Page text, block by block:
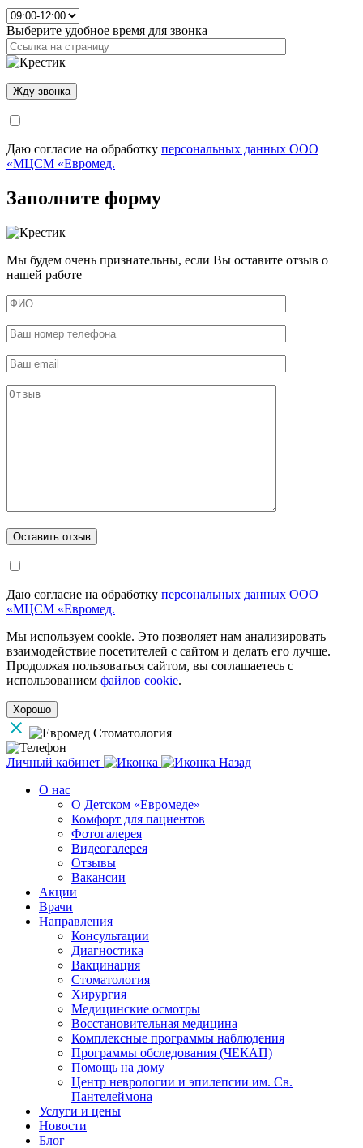
Выберите удобное время для звонка
Даю согласие на обработку персональных данных ООО
«МЦСМ «Евромед.
Заполните форму
Мы будем очень признательны, если Вы оставите отзыв о
нашей работе
Даю согласие на обработку персональных данных ООО
«МЦСМ «Евромед.
Мы используем cookie. Это позволяет нам анализировать
взаимодействие посетителей с сайтом и делать его лучше.
Продолжая пользоваться сайтом, вы соглашаетесь с
использованием файлов cookie.
Хорошо
Личный кабинет
Назад
О нас
О Детском «Евромеде»
Комфорт для пациентов
Фотогалерея
Видеогалерея
Отзывы
Вакансии
Акции
Врачи
Направления
Консультации
Диагностика
Вакцинация
Стоматология
Хирургия
Медицинские осмотры
Восстановительная медицина
Комплексные программы наблюдения
Программы обследования (ЧЕКАП)
Помощь на дому
Центр неврологии и эпилепсии им. Св.
Пантелеймона
Услуги и цены
Новости
Блог